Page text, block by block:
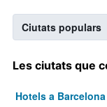
Ciutats populars
Les ciutats que
Hotels a Barcelona